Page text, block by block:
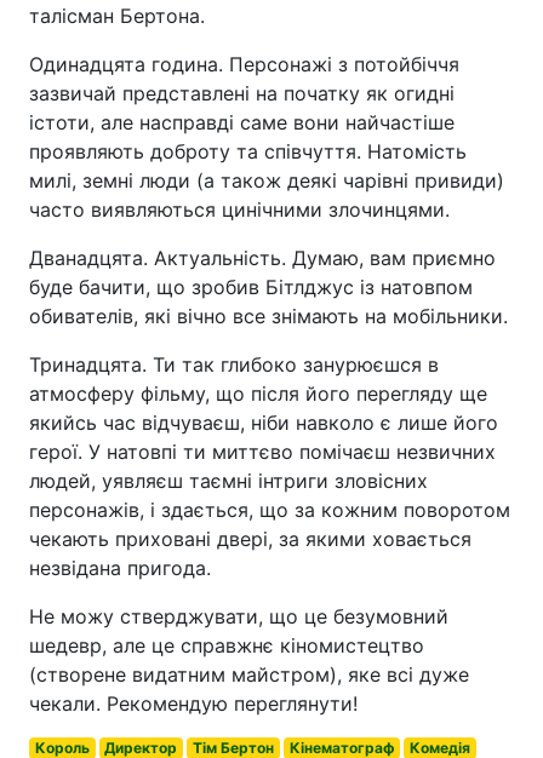
талісман Бертона.
Одинадцята година. Персонажі з потойбіччя
зазвичай представлені на початку як огидні
істоти, але насправді саме вони найчастіше
проявляють доброту та співчуття. Натомість
милі, земні люди (а також деякі чарівні привиди)
часто виявляються цинічними злочинцями.
Дванадцята. Актуальність. Думаю, вам приємно
буде бачити, що зробив Бітлджус із натовпом
обивателів, які вічно все знімають на мобільники.
Тринадцята. Ти так глибоко занурюєшся в
атмосферу фільму, що після його перегляду ще
якийсь час відчуваєш, ніби навколо є лише його
герої. У натовпі ти миттєво помічаєш незвичних
людей, уявляєш таємні інтриги зловісних
персонажів, і здається, що за кожним поворотом
чекають приховані двері, за якими ховається
незвідана пригода.
Не можу стверджувати, що це безумовний
шедевр, але це справжнє кіномистецтво
(створене видатним майстром), яке всі дуже
чекали. Рекомендую переглянути!
Король Директор Тім Бертон Кінематограф
Комедія